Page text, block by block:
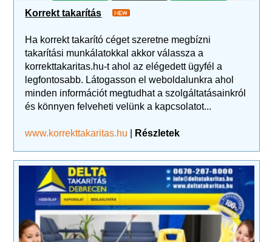
Korrekt takarítás
Ha korrekt takarító céget szeretne megbízni
takarítási munkálatokkal akkor válassza a
korrekttakaritas.hu-t ahol az elégedett ügyfél a
legfontosabb. Látogasson el weboldalunkra ahol
minden információt megtudhat a szolgáltatásainkról
és könnyen felveheti velünk a kapcsolatot...
www.korrekttakaritas.hu Részletek